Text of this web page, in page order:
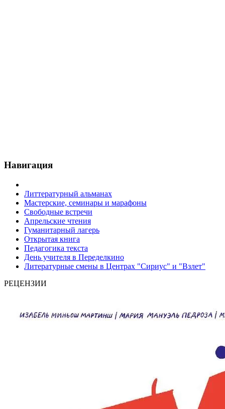
Навигация
Литтературный альманах
Мастерские, семинары и марафоны
Свободные встречи
Апрельские чтения
Гуманитарный лагерь
Открытая книга
Педагогика текста
День учителя в Переделкино
Литературные смены в Центрах "Сириус" и "Взлет"
РЕЦЕНЗИИ